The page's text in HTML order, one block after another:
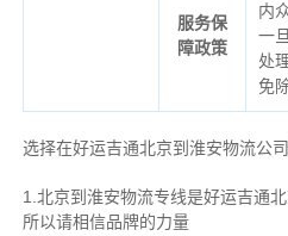
服务保
障政策
内
一
处
免
选择在好运吉通北京到淮安物流公
1.北京到淮安物流专线是好运吉通
所以请相信品牌的力量